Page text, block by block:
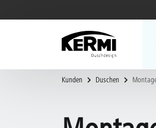
Kunden Duschen